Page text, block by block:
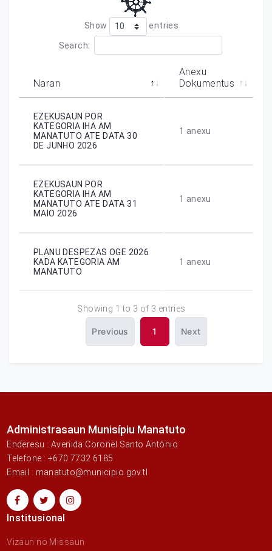
Show entries
Search:
Naran
Anexu
Dokumentus
EZEKUSAUN POR
KATEGORIA IHA AM
MANATUTO ATE DATA 30
DE JUNHO 2026
1 anexu
EZEKUSAUN POR
KATEGORIA IHA AM
MANATUTO ATE DATA 31
MAIO 2026
1 anexu
PLANU DESPEZAS OGE 2026
KADA KATEGORIA AM
MANATUTO
1 anexu
Showing 1 to 3 of 3 entries
Previous 1 Next
Administrasaun Munisípiu Manatuto
Enderesu : Avenida Coronel Santo António
Telefone : +670 7732 6185
Email : manatuto@municipio.gov.tl
Institusional
Vizaun no Missaun